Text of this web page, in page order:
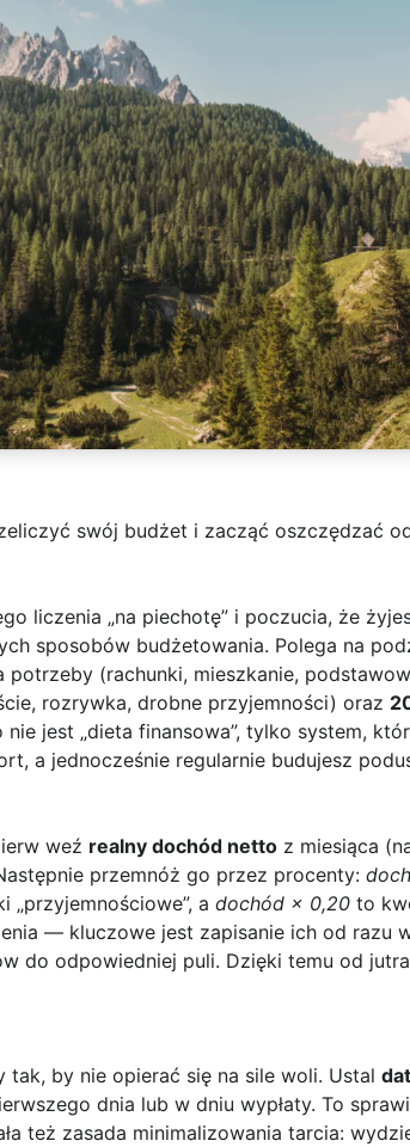
swój budżet i zacząć oszczędzać
liczenia „na piechotę” i poczucia, że
sposobów budżetowania. Polega na
potrzeby (rachunki, mieszkanie,
rozrywka, drobne przyjemności) oraz
jest „dieta finansowa”, tylko system,
a jednocześnie regularnie budujesz
weź realny dochód netto z miesiąca
przemnóż go przez procenty:
a dochód × 0,20 to
— kluczowe jest zapisanie ich od razu
do odpowiedniej puli. Dzięki temu od
by nie opierać się na sile woli. Ustal
dnia lub w dniu wypłaty. To
też zasada minimalizowania tarcia: